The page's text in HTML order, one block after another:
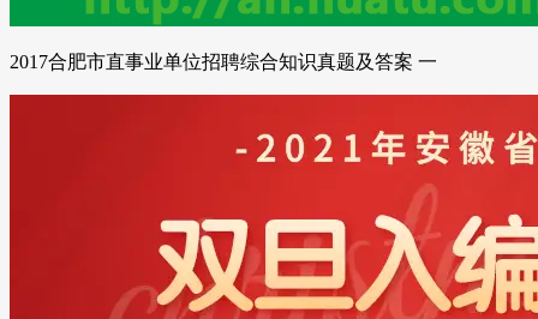
2017合肥市直事业单位招聘综合知识真题及答案 一